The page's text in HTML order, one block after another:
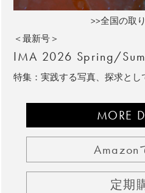
>>全国の取
＜最新号＞
IMA 2026 Spring/
特集：実践する写真、探求とし
MORE
Amazon
定期